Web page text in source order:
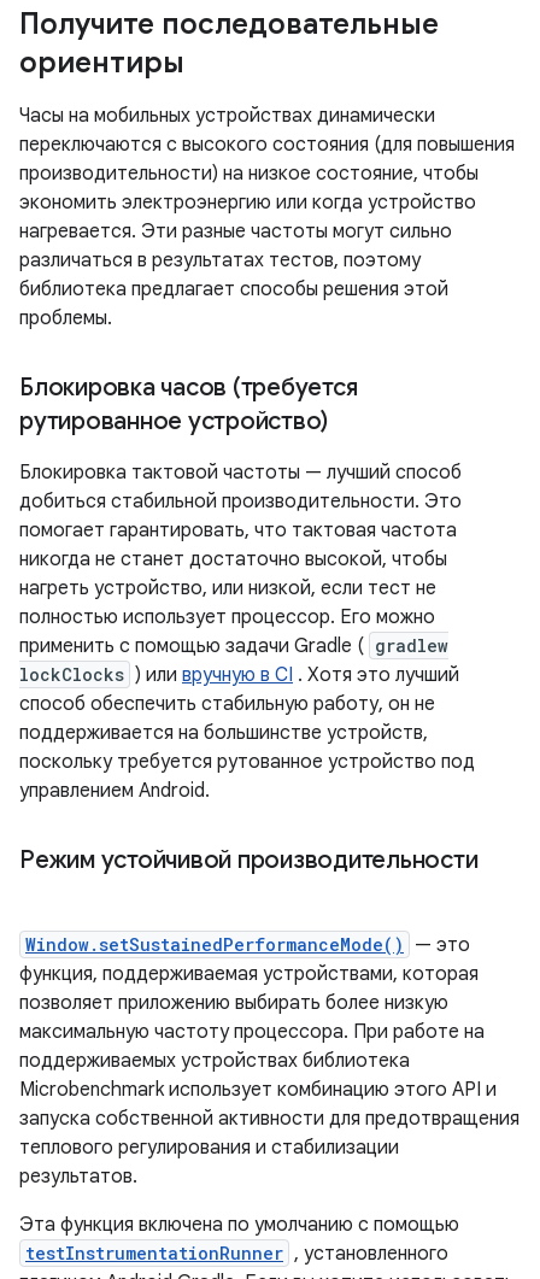
Получите последовательные
ориентиры
Часы на мобильных устройствах динамически
переключаются с высокого состояния (для повышения
производительности) на низкое состояние, чтобы
экономить электроэнергию или когда устройство
нагревается. Эти разные частоты могут сильно
различаться в результатах тестов, поэтому
библиотека предлагает способы решения этой
проблемы.
Блокировка часов (требуется
рутированное устройство)
Блокировка тактовой частоты — лучший способ
добиться стабильной производительности. Это
помогает гарантировать, что тактовая частота
никогда не станет достаточно высокой, чтобы
нагреть устройство, или низкой, если тест не
полностью использует процессор. Его можно
применить с помощью задачи Gradle ( gradlew
lockClocks ) или вручную в CI . Хотя это лучший
способ обеспечить стабильную работу, он не
поддерживается на большинстве устройств,
поскольку требуется рутованное устройство под
управлением Android.
Режим устойчивой производительности
Window.setSustainedPerformanceMode()
— это
функция, поддерживаемая устройствами, которая
позволяет приложению выбирать более низкую
максимальную частоту процессора. При работе на
поддерживаемых устройствах библиотека
Microbenchmark использует комбинацию этого API и
запуска собственной активности для предотвращения
теплового регулирования и стабилизации
результатов.
Эта функция включена по умолчанию с помощью
testInstrumentationRunner , установленного